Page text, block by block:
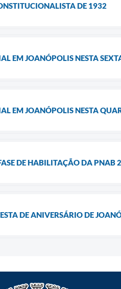
DE 1932
EM JOANÓPOLIS NESTA
EM JOANÓPOLIS NESTA
DE HABILITAÇÃO DA PNAB
DE ANIVERSÁRIO DE